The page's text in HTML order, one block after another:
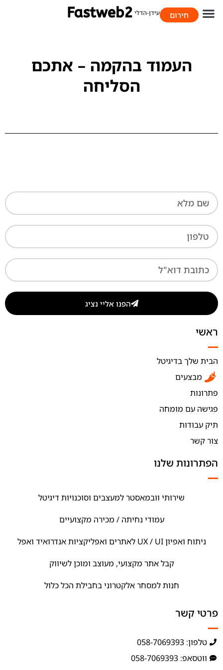
חירום
העמוד בהקמה – אתכם
הסליחה
הפנו אליי נציג
ראשי
הבית שלך בדיגיטל
מבצעים
פתרונות
פגישה עם מומחה
תיק עבודות
צור קשר
הפתרונות שלנו
שירותי וובמאסטר למעצבים וסוכנויות דיגיטל
עמודי נחיתה / מכירה מקצועיים
ניתוח ואפיון UX / UI לאתרים ואפליקציות אנדרואיד ואפל
קבל אתר מקצועי, מעוצב ומוכן לשיווק
חנות למסחר אלקטרוני בחבילת הכל כלול
פרטי קשר
טלפון: 058-7069393
ווטסאפ: 058-7069393